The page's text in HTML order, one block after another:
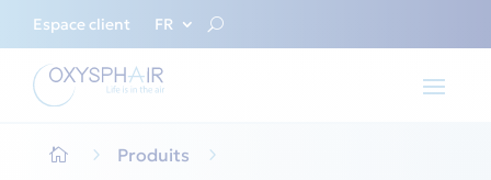
Espace client FR
 5 Produits
5